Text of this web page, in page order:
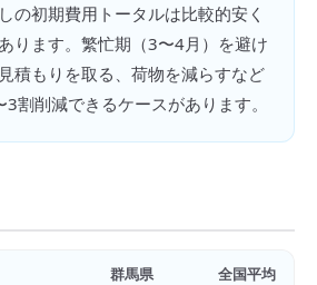
の初期費用トータルは比較的安く
ります。繁忙期（3〜4月）を避け
積もりを取る、荷物を減らすなど
割削減できるケースがあります。
群馬県 全国平均